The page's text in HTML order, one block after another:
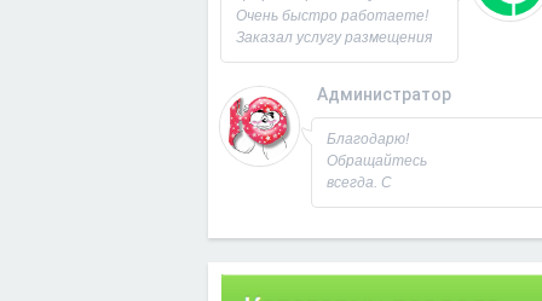
Заходите ещё. С
Уважением,
Юрий!
Очень быстро работаете!
Заказал услугу размещения
объявления на 60 досок, за
исполнили! Большое
спасибо!
Администратор
22.09.2023 - 09:19
Благодарю!
Обращайтесь
всегда. С
Уважением,